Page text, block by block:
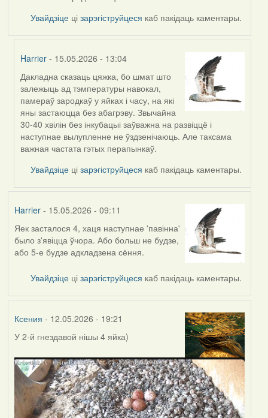
Увайдзіце цізарэгіструйцеся каб пакідаць каментары.
Harrier - 15.05.2026 - 13:04
In
reply
to
by
Burry
Дакладна сказаць цяжка, бо шмат што
залежыць ад тэмпературы навокал,
памераў зародкаў у яйках і часу, на які
яны застаюцца без абагрэву. Звычайна
30-40 хвілін без інкубацыі заўважна на развіццё і
наступнае вылупленне не ўздзенічаюць. Але таксама
важная частата гэтых перапынкаў.
Увайдзіце цізарэгіструйцеся каб пакідаць каментары.
Harrier- 15.05.2026 - 09:11
Яек засталося 4, хаця наступнае 'павінна'
было з'явіцца ўчора. Або больш не будзе,
або 5-е будзе адкладзена сёння.
Увайдзіце цізарэгіструйцеся каб пакідаць каментары.
Ксения - 12.05.2026 - 19:21
У 2-й гнездавой нішы 4 яйка)